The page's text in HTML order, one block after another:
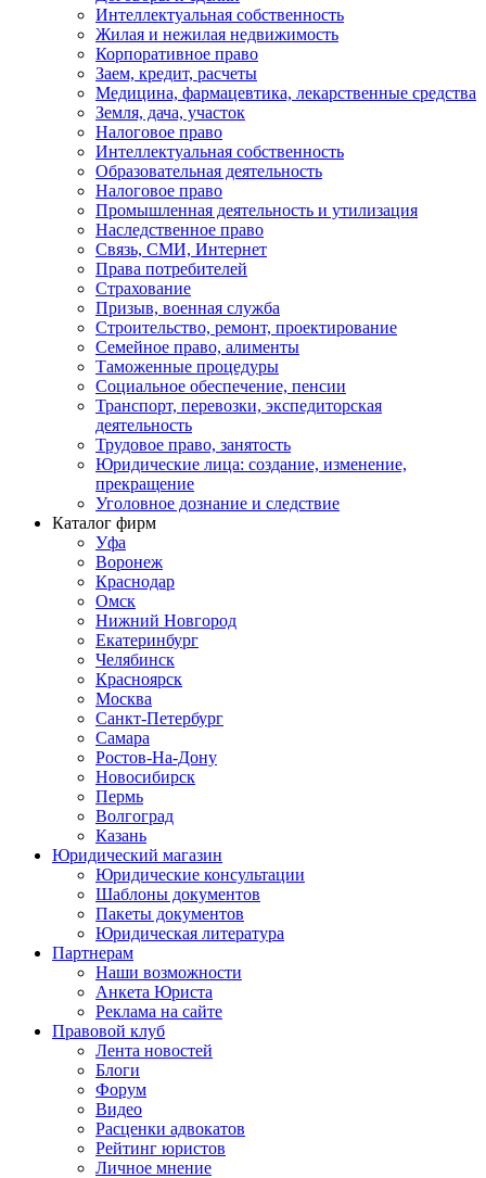
Интеллектуальная собственность
Жилая и нежилая недвижимость
Корпоративное право
Заем, кредит, расчеты
Медицина, фармацевтика, лекарственные средства
Земля, дача, участок
Налоговое право
Интеллектуальная собственность
Образовательная деятельность
Налоговое право
Промышленная деятельность и утилизация
Наследственное право
Связь, СМИ, Интернет
Права потребителей
Страхование
Призыв, военная служба
Строительство, ремонт, проектирование
Семейное право, алименты
Таможенные процедуры
Социальное обеспечение, пенсии
Транспорт, перевозки, экспедиторская
деятельность
Трудовое право, занятость
Юридические лица: создание, изменение,
прекращение
Уголовное дознание и следствие
Каталог фирм
Уфа
Воронеж
Краснодар
Омск
Нижний Новгород
Екатеринбург
Челябинск
Красноярск
Москва
Санкт-Петербург
Самара
Ростов-На-Дону
Новосибирск
Пермь
Волгоград
Казань
Юридический магазин
Юридические консультации
Шаблоны документов
Пакеты документов
Юридическая литература
Партнерам
Наши возможности
Анкета Юриста
Реклама на сайте
Правовой клуб
Лента новостей
Блоги
Форум
Видео
Расценки адвокатов
Рейтинг юристов
Личное мнение